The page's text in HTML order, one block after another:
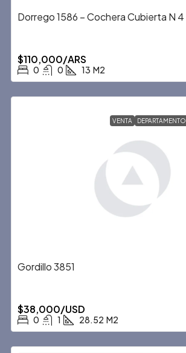
Dorrego 1586 – Cochera Cubierta N 4
$110,000/ARS
0 0 13 M2
VENTA DEPARTAMENTO
Gordillo 3851
$38,000/USD
0 1 28.52 M2